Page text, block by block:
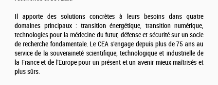
Il apporte des solutions concrètes à leurs besoins dans quatre
domaines principaux : transition énergétique, transition numérique,
technologies pour la médecine du futur, défense et sécurité sur un socle
de recherche fondamentale. Le CEA s'engage depuis plus de 75 ans au
service de la souveraineté scientifique, technologique et industrielle de
la France et de l'Europe pour un présent et un avenir mieux maîtrisés et
plus sûrs.